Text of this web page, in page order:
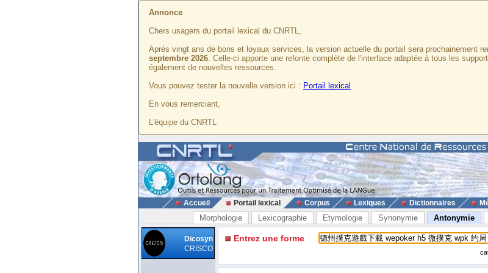
Annonce
Chers usagers du portail lexical du CNRTL,
Après vingt ans de bons et loyaux services, la version actuelle du portail sera prochainement
septembre 2026. Celle-ci apporte une refonte complète de l'interface adaptée à tous les
également de nouvelles ressources.
Vous pouvez tester la nouvelle version ici : Portail lexical
En vous remerciant,
L'équipe du CNRTL
Accueil Portail lexical Corpus Lexiques Dictionnaires
Morphologie Lexicographie Etymologie Synonymie Antonymie
Dicosyn
CRISCO
Entrez une forme